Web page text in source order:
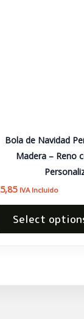
Bola de Navidad
Madera – Reno
5,85 IVA Incluido
Select